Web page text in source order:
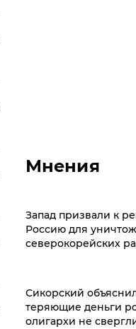
Мнения
Запад призвали к
Россию для
северокорейских
Сикорский
теряющие деньги
олигархи не